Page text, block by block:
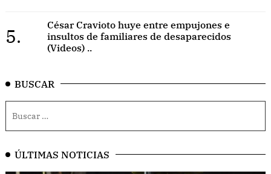
5.
César Cravioto huye entre empujones e
insultos de familiares de desaparecidos
(Videos) ..
BUSCAR
ÚLTIMAS NOTICIAS